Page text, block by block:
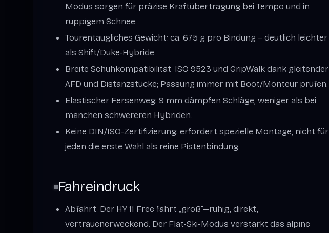
Modus sorgen für präzise Kraftübertragung bei Tempo und in
ruppigem Schnee.
Tourentaugliches Gewicht: ca. 675 g pro Bindung – deutlich leichter
als Shift/Duke‑Hybride.
Breite Schuhkompatibilität: ISO 9523 und GripWalk dank gleitender
AFD und Distanzstücke; Passung immer mit Boot/Monteur prüfen.
Elastischer Fersenweg: 9 mm dämpfen Schläge; weniger als bei
manchen schwereren Hybriden.
Keine DIN/ISO-Zertifizierung: erfordert spezielle Montage; nicht für
jeden die erste Wahl als reine Pistenbindung.
Fahreindruck
Abfahrt: Der HY 11 Free fährt „groß“—ruhig, direkt,
vertrauenerweckend. Der Flat-Ski-Modus verstärkt das alpine